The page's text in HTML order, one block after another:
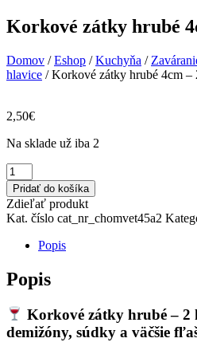
Korkové zátky hrubé
Domov /Eshop /Kuchyňa /
hlavice / Korkové zátky hrubé 4cm –
2,50€
Na sklade už iba 2
množstvo
Korkové
zátky
hrubé
4cm
ks
balenie
Pridať do košíka
Zdieľať produkt
Kat. číslo cat_nr_chomvet45a2
Popis
Popis
Korkové zátky hrubé – 2
demižóny, súdky a väčšie